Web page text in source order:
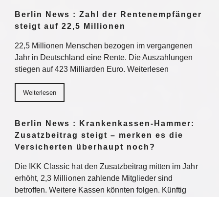
Berlin News : Zahl der Rentenempfänger
steigt auf 22,5 Millionen
22,5 Millionen Menschen bezogen im vergangenen
Jahr in Deutschland eine Rente. Die Auszahlungen
stiegen auf 423 Milliarden Euro. Weiterlesen
Weiterlesen
Berlin News : Krankenkassen-Hammer:
Zusatzbeitrag steigt – merken es die
Versicherten überhaupt noch?
Die IKK Classic hat den Zusatzbeitrag mitten im Jahr
erhöht, 2,3 Millionen zahlende Mitglieder sind
betroffen. Weitere Kassen könnten folgen. Künftig